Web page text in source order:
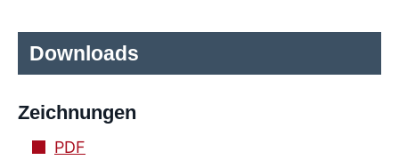
Downloads
Zeichnungen
PDF